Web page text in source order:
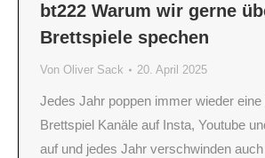
bt222 Warum wir gerne
Brettspiele spechen
Von Oliver Sack 20. April 2025
Jedes Jahr poppen immer wieder eine
Brettspiel Kanäle auf Insta, Youtube
auf und jedes Jahr verschwinden